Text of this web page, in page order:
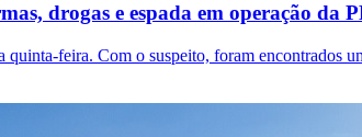
drogas e espada em operação da
feira. Com o suspeito, foram encontrados